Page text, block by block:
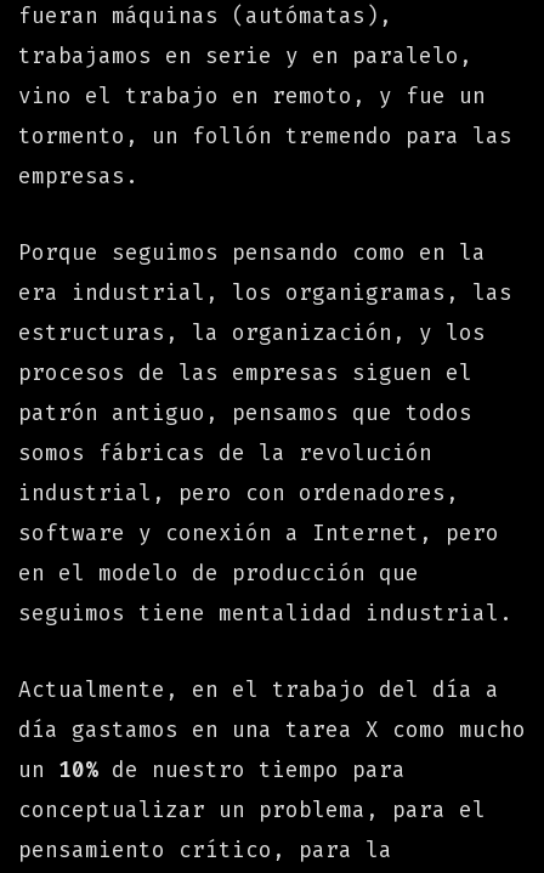
fueran máquinas (autómatas),
trabajamos en serie y en paralelo,
vino el trabajo en remoto, y fue un
tormento, un follón tremendo para las
empresas.
Porque seguimos pensando como en la
era industrial, los organigramas, las
estructuras, la organización, y los
procesos de las empresas siguen el
patrón antiguo, pensamos que todos
somos fábricas de la revolución
industrial, pero con ordenadores,
software y conexión a Internet, pero
en el modelo de producción que
seguimos tiene mentalidad industrial.
Actualmente, en el trabajo del día a
día gastamos en una tarea X como mucho
un 10% de nuestro tiempo para
conceptualizar un problema, para el
pensamiento crítico, para la